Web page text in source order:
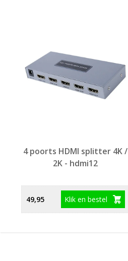
4 poorts HDMI splitter 4K /
2K - hdmi12
49,95 Klik en bestel